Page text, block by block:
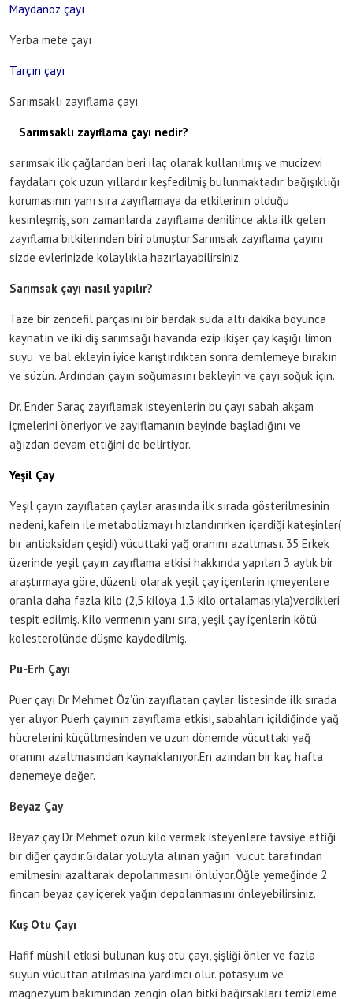
Maydanoz çayı
Yerba mete çayı
Tarçın çayı
Sarımsaklı zayıflama çayı
Sarımsaklı zayıflama çayı nedir?
sarımsak ilk çağlardan beri ilaç olarak kullanılmış ve mucizevi
faydaları çok uzun yıllardır keşfedilmiş bulunmaktadır. bağışıklığı
korumasının yanı sıra zayıflamaya da etkilerinin olduğu
kesinleşmiş, son zamanlarda zayıflama denilince akla ilk gelen
zayıflama bitkilerinden biri olmuştur.Sarımsak zayıflama çayını
sizde evlerinizde kolaylıkla hazırlayabilirsiniz.
Sarımsak çayı nasıl yapılır?
Taze bir zencefil parçasını bir bardak suda altı dakika boyunca
kaynatın ve iki diş sarımsağı havanda ezip ikişer çay kaşığı limon
suyu ve bal ekleyin iyice karıştırdıktan sonra demlemeye bırakın
ve süzün. Ardından çayın soğumasını bekleyin ve çayı soğuk için.
Dr. Ender Saraç zayıflamak isteyenlerin bu çayı sabah akşam
içmelerini öneriyor ve zayıflamanın beyinde başladığını ve
ağızdan devam ettiğini de belirtiyor.
Yeşil Çay
Yeşil çayın zayıflatan çaylar arasında ilk sırada gösterilmesinin
nedeni, kafein ile metabolizmayı hızlandırırken içerdiği kateşinler(
bir antioksidan çeşidi) vücuttaki yağ oranını azaltması. 35 Erkek
üzerinde yeşil çayın zayıflama etkisi hakkında yapılan 3 aylık bir
araştırmaya göre, düzenli olarak yeşil çay içenlerin içmeyenlere
oranla daha fazla kilo (2,5 kiloya 1,3 kilo ortalamasıyla)verdikleri
tespit edilmiş. Kilo vermenin yanı sıra, yeşil çay içenlerin kötü
kolesterolünde düşme kaydedilmiş.
Pu-Erh Çayı
Puer çayı Dr Mehmet Öz’ün zayıflatan çaylar listesinde ilk sırada
yer alıyor. Puerh çayının zayıflama etkisi, sabahları içildiğinde yağ
hücrelerini küçültmesinden ve uzun dönemde vücuttaki yağ
oranını azaltmasından kaynaklanıyor.En azından bir kaç hafta
denemeye değer.
Beyaz Çay
Beyaz çay Dr Mehmet özün kilo vermek isteyenlere tavsiye ettiği
bir diğer çaydır.Gıdalar yoluyla alınan yağın vücut tarafından
emilmesini azaltarak depolanmasını önlüyor.Öğle yemeğinde 2
fincan beyaz çay içerek yağın depolanmasını önleyebilirsiniz.
Kuş Otu Çayı
Hafif müshil etkisi bulunan kuş otu çayı, şişliği önler ve fazla
suyun vücuttan atılmasına yardımcı olur. potasyum ve
magnezyum bakımından zengin olan bitki bağırsakları temizleme